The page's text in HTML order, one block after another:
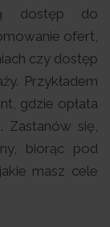
dostęp do
ofert,
czy dostęp
Przykładem
gdzie opłata
Zastanów się,
biorąc pod
masz cele